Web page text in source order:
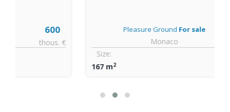
1.2
million €
For sale